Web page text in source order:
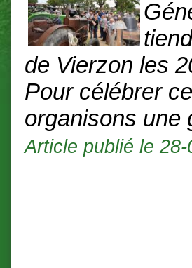
de Vierzon les
Pour célébrer
organisons une
Article publié le 28-